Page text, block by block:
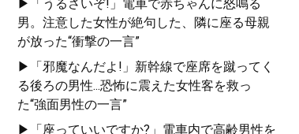
▶「うるさいぞ!」電車で赤ちゃんに怒鳴る
男。注意した女性が絶句した、隣に座る母親
が放った“衝撃の一言”
▶「邪魔なんだよ!」新幹線で座席を蹴ってく
る後ろの男性...恐怖に震えた女性客を救っ
た“強面男性の一言”
▶「座っていいですか?」電車内で高齢男性を